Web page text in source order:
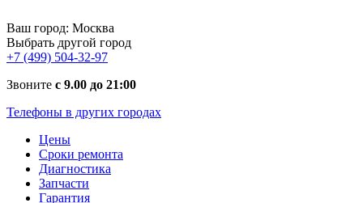
Ваш город: Москва
Выбрать другой город
+7 (499) 504-32-97
Звоните с 9.00 до 21:00
Телефоны в других городах
Цены
Сроки ремонта
Диагностика
Запчасти
Гарантия